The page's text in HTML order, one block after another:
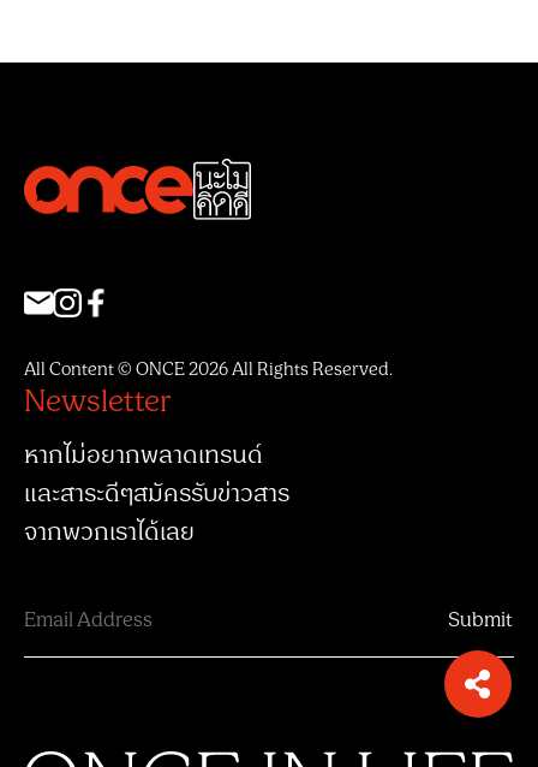
All Content © ONCE 2026 All Rights Reserved.
Newsletter
หากไม่อยากพลาดเทรนด์
และสาระดีๆสมัครรับข่าวสาร
จากพวกเราได้เลย